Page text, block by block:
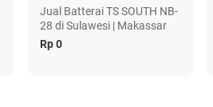
Jual Batterai TS SOUTH NB-
28 di Sulawesi | Makassar
Rp 0